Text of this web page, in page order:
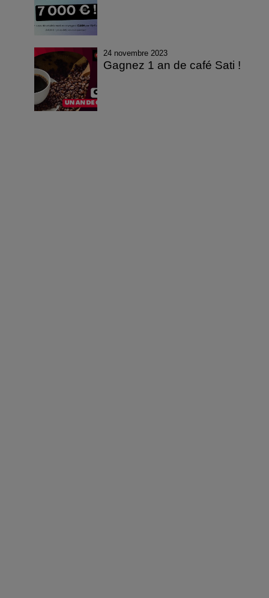
24 novembre 2023
Gagnez 1 an de café Sati !